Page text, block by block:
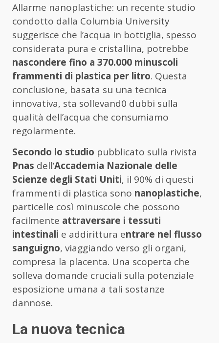
Allarme nanoplastiche: un recente studio
condotto dalla Columbia University
suggerisce che l’acqua in bottiglia, spesso
considerata pura e cristallina, potrebbe
nascondere fino a 370.000 minuscoli
frammenti di plastica per litro. Questa
conclusione, basata su una tecnica
innovativa, sta sollevand0 dubbi sulla
qualità dell’acqua che consumiamo
regolarmente.
Secondo lo studio pubblicato sulla rivista
Pnas dell’Accademia Nazionale delle
Scienze degli Stati Uniti, il 90% di questi
frammenti di plastica sono nanoplastiche,
particelle così minuscole che possono
facilmente attraversare i tessuti
intestinali e addirittura entrare nel flusso
sanguigno, viaggiando verso gli organi,
compresa la placenta. Una scoperta che
solleva domande cruciali sulla potenziale
esposizione umana a tali sostanze
dannose.
La nuova tecnica